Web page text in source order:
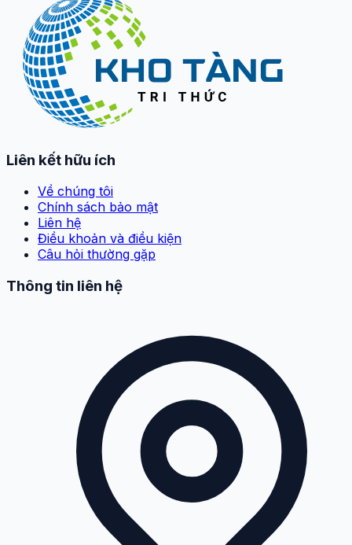
Liên kết hữu ích
Về chúng tôi
Chính sách bảo mật
Liên hệ
Điều khoản và điều kiện
Câu hỏi thường gặp
Thông tin liên hệ